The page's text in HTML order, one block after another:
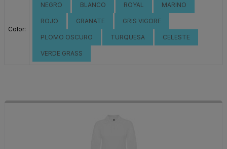
Color:
NEGRO BLANCO ROYAL MARINO
ROJO GRANATE GRIS VIGORE
PLOMO OSCURO TURQUESA CELESTE
VERDE GRASS